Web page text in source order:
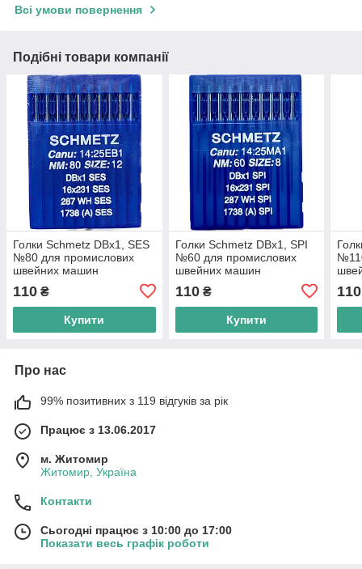
Всі умови повернення
Подібні товари компанії
Голки Schmetz DBx1, SES
№80 для промислових
швейних машин
110 ₴
Купити
Голки Schmetz DBx1, SPI
№60 для промислових
швейних машин
110₴
Купити
110
Про нас
99% позитивних з 119 відгуків за рік
Працює з 13.06.2017
м. Житомир
Житомир, Україна
Контакти
Сьогодні працює з 10:00 до 17:00
Показати весь графік роботи